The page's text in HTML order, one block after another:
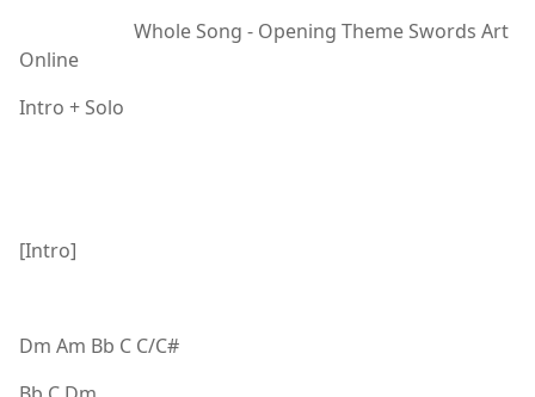
Whole Song - Opening Theme Swords Art
Online
Intro + Solo
[Intro]
Dm Am Bb C C/C#